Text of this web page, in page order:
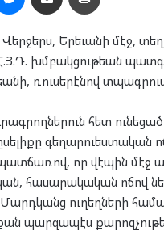
Վեր­ջերս, Երե­ւա­նի մէջ,
խմբակ­ցու­թեան
ռու­սե­րէ­նով
հետ
գե­ղար­ուես­տա­կան
որ վէ­պին մէջ
հա­սա­րա­կա­կան ոճով
ու­ղեղ­նե­րի
պար­զա­պէս